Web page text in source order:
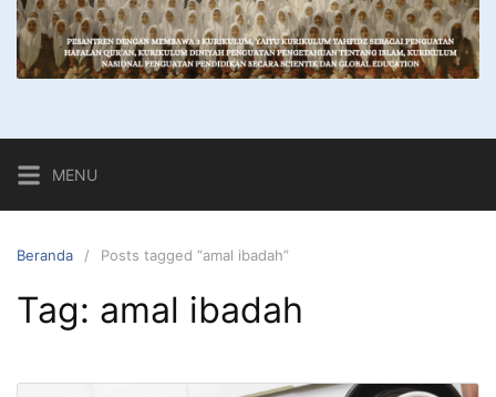
MENU
Beranda Posts tagged “amal ibadah”
Tag: amal ibadah